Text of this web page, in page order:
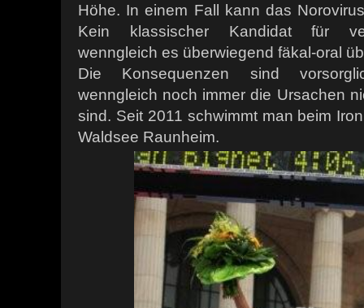
Höhe. In einem Fall kann das
Kein klassischer Kandidat für
wenngleich es überwiegend fäkal-oral
Die Konsequenzen sind
wenngleich noch immer die Ursachen
sind. Seit 2011 schwimmt man beim
Waldsee Raunheim.